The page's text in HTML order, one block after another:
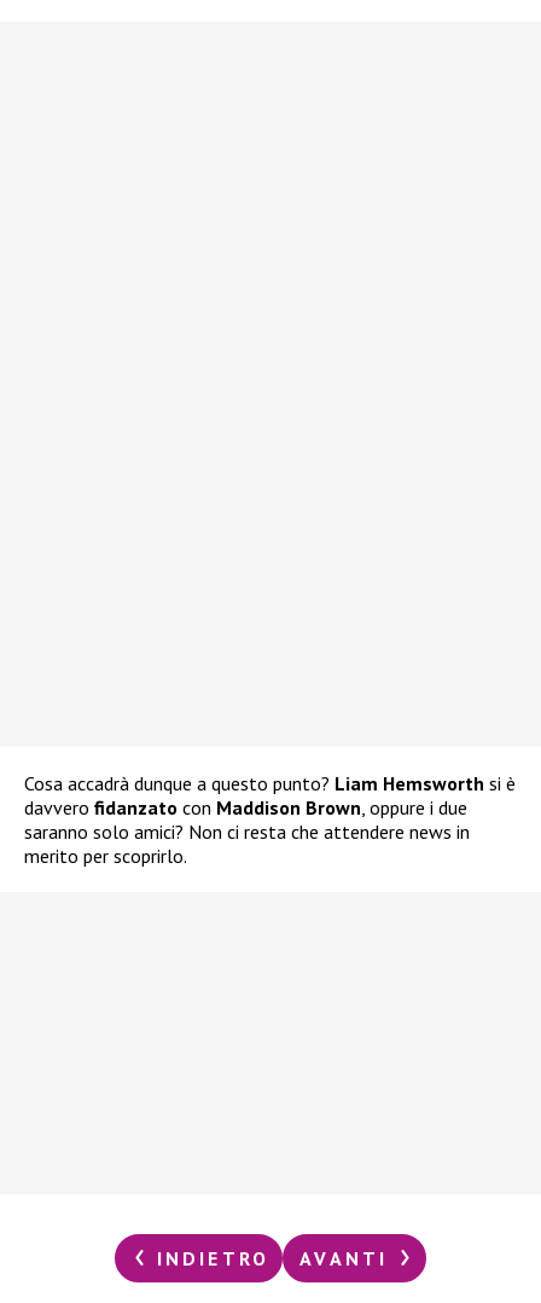
Cosa accadrà dunque a questo punto? Liam Hemsworth si è
davvero fidanzato con Maddison Brown, oppure i due
saranno solo amici? Non ci resta che attendere news in
merito per scoprirlo.
INDIETRO AVANTI